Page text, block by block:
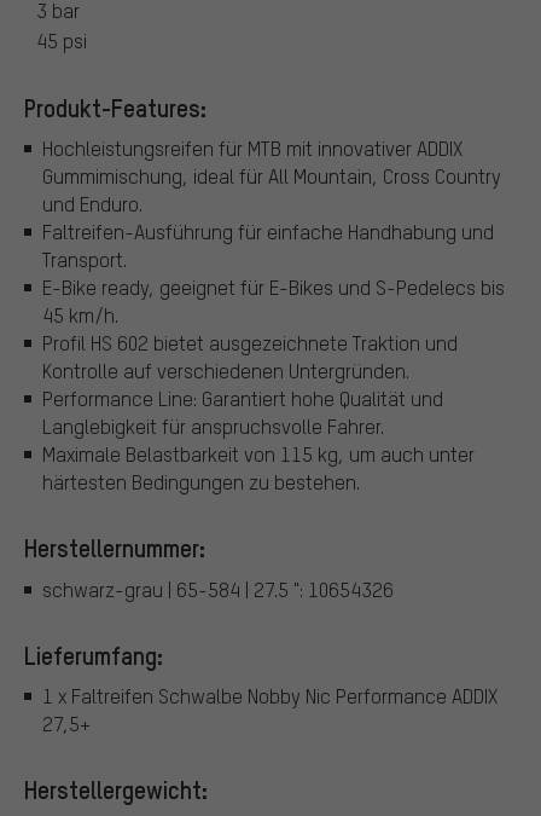
3 bar
45 psi
Produkt-Features:
Hochleistungsreifen für MTB mit innovativer ADDIX
Gummimischung, ideal für All Mountain, Cross Country
und Enduro.
Faltreifen-Ausführung für einfache Handhabung und
Transport.
E-Bike ready, geeignet für E-Bikes und S-Pedelecs bis
45 km/h.
Profil HS 602 bietet ausgezeichnete Traktion und
Kontrolle auf verschiedenen Untergründen.
Performance Line: Garantiert hohe Qualität und
Langlebigkeit für anspruchsvolle Fahrer.
Maximale Belastbarkeit von 115 kg, um auch unter
härtesten Bedingungen zu bestehen.
Herstellernummer:
schwarz-grau | 65-584 | 27.5 ": 10654326
Lieferumfang:
1 x Faltreifen Schwalbe Nobby Nic Performance ADDIX
27,5+
Herstellergewicht: